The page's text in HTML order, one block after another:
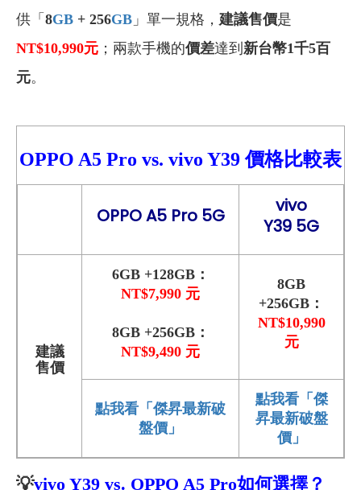
供「 8GB + 256GB 」單一規格， 建議售價是
NT$10,990元 ；兩款手機的價差達到 新台幣1千5百
元。
OPPO A5 Pro vs. vivo Y39價格比較表
OPPO A5 Pro 5G
vivo
Y39 5G
建議
售價
6GB +128GB：
NT$7,990 元
8GB +256GB：
NT$9,490 元
8GB
+256GB：
NT$10,990
元
點我看「傑昇最新破
盤價」
點我看「傑
昇最新破盤
價」
💡vivo Y39 vs. OPPO A5 Pro如何選擇？